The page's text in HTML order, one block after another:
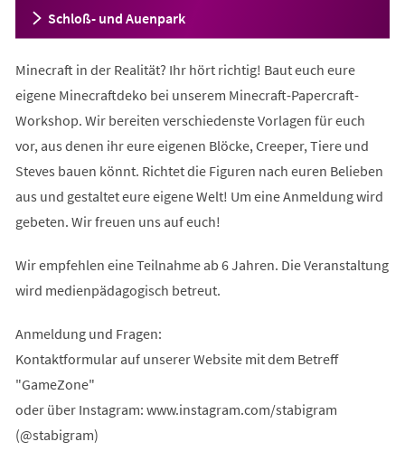
Schloß- und Auenpark
Minecraft in der Realität? Ihr hört richtig! Baut euch eure
eigene Minecraftdeko bei unserem Minecraft-Papercraft-
Workshop. Wir bereiten verschiedenste Vorlagen für euch
vor, aus denen ihr eure eigenen Blöcke, Creeper, Tiere und
Steves bauen könnt. Richtet die Figuren nach euren Belieben
aus und gestaltet eure eigene Welt! Um eine Anmeldung wird
gebeten. Wir freuen uns auf euch!
Wir empfehlen eine Teilnahme ab 6 Jahren. Die Veranstaltung
wird medienpädagogisch betreut.
Anmeldung und Fragen:
Kontaktformular auf unserer Website mit dem Betreff
"GameZone"
oder über Instagram: www.instagram.com/stabigram
(@stabigram)